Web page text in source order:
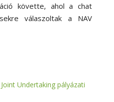
követte, ahol a chat
válaszoltak a NAV
Undertaking pályázati